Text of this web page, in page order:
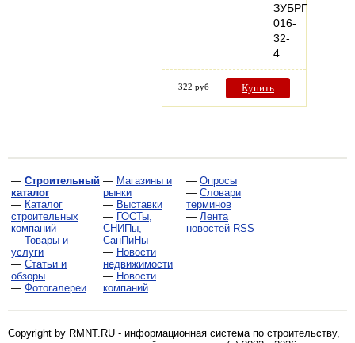
016-
32-
4
322 руб Купить
— Строительный
каталог
— Каталог
строительных
компаний
— Товары и
услуги
— Статьи и
обзоры
— Фотогалереи
— Магазины и
рынки
— Выставки
— ГОСТы,
СНИПы,
СанПиНы
— Новости
недвижимости
— Новости
компаний
— Опросы
— Словари
терминов
— Лента
новостей RSS
Copyright by RMNT.RU - информационная система по строительству,